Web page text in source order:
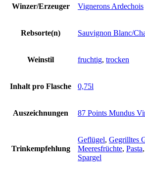
Winzer/Erzeuger Vignerons Ardechois
Rebsorte(n) Sauvignon Blanc/
Weinstil fruchtig, trocken
Inhalt pro Flasche 0,75l
Auszeichnungen 87 Points Mundus
Trinkempfehlung
Geflügel, Gegrilltes
Meeresfrüchte, Pasta,
Spargel